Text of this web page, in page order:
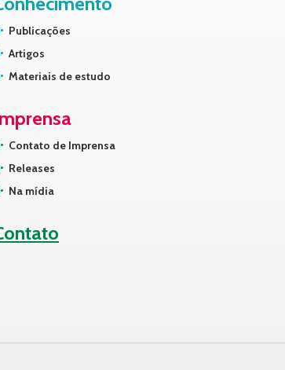
Publicações
Artigos
Materiais de estudo
Contato de Imprensa
Releases
Na mídia